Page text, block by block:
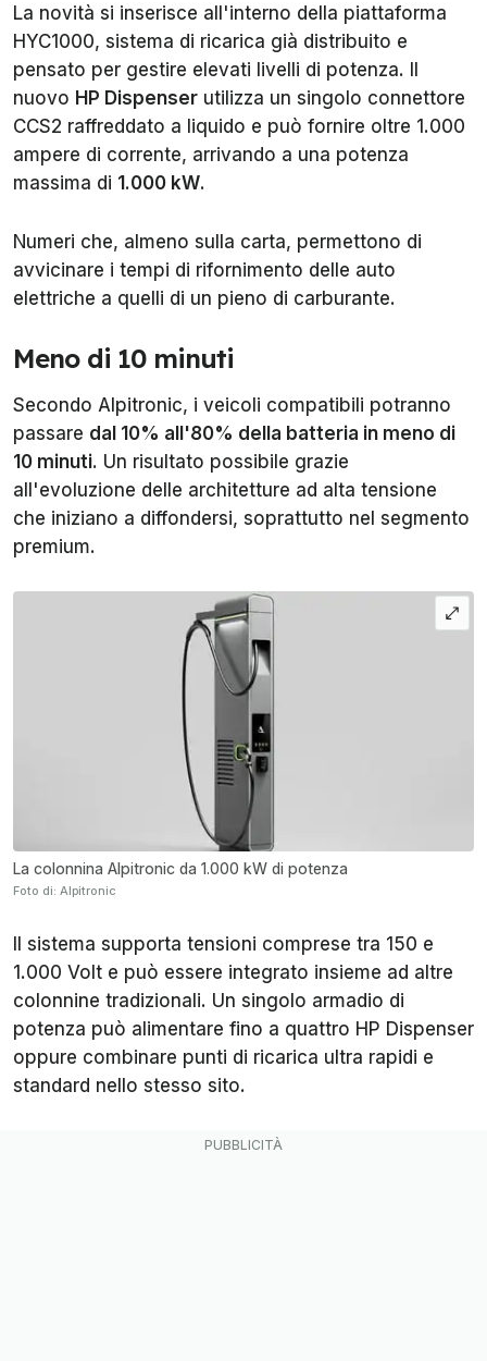
La novità si inserisce all'interno della piattaforma
HYC1000, sistema di ricarica già distribuito e
pensato per gestire elevati livelli di potenza. Il
nuovo HP Dispenser utilizza un singolo connettore
CCS2 raffreddato a liquido e può fornire oltre 1.000
ampere di corrente, arrivando a una potenza
massima di 1.000 kW.
Numeri che, almeno sulla carta, permettono di
avvicinare i tempi di rifornimento delle auto
elettriche a quelli di un pieno di carburante.
Meno di 10 minuti
Secondo Alpitronic, i veicoli compatibili potranno
passare dal 10% all'80% della batteria in meno di
10 minuti. Un risultato possibile grazie
all'evoluzione delle architetture ad alta tensione
che iniziano a diffondersi, soprattutto nel segmento
premium.
La colonnina Alpitronic da 1.000 kW di potenza
Foto di: Alpitronic
Il sistema supporta tensioni comprese tra 150 e
1.000 Volt e può essere integrato insieme ad altre
colonnine tradizionali. Un singolo armadio di
potenza può alimentare fino a quattro HP Dispenser
oppure combinare punti di ricarica ultra rapidi e
standard nello stesso sito.